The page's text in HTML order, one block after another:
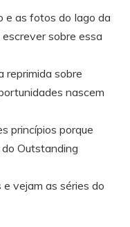
e as fotos do Iago da
sobre essa
reprimida sobre
nascem
princípios porque
Outstanding
vejam as séries do